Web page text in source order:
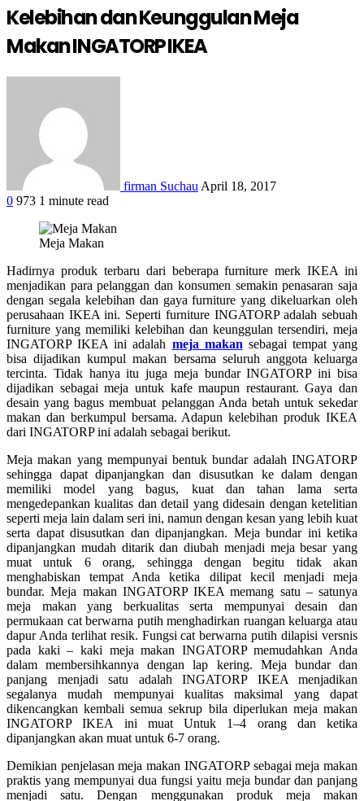
Kelebihan dan Keunggulan Meja
Makan INGATORP IKEA
firman Suchau April 18, 2017
0 973 1 minute read
Meja Makan
Hadirnya produk terbaru dari beberapa furniture merk IKEA ini
menjadikan para pelanggan dan konsumen semakin penasaran saja
dengan segala kelebihan dan gaya furniture yang dikeluarkan oleh
perusahaan IKEA ini. Seperti furniture INGATORP adalah sebuah
furniture yang memiliki kelebihan dan keunggulan tersendiri, meja
INGATORP IKEA ini adalah meja makan sebagai tempat yang
bisa dijadikan kumpul makan bersama seluruh anggota keluarga
tercinta. Tidak hanya itu juga meja bundar INGATORP ini bisa
dijadikan sebagai meja untuk kafe maupun restaurant. Gaya dan
desain yang bagus membuat pelanggan Anda betah untuk sekedar
makan dan berkumpul bersama. Adapun kelebihan produk IKEA
dari INGATORP ini adalah sebagai berikut.
Meja makan yang mempunyai bentuk bundar adalah INGATORP
sehingga dapat dipanjangkan dan disusutkan ke dalam dengan
memiliki model yang bagus, kuat dan tahan lama serta
mengedepankan kualitas dan detail yang didesain dengan ketelitian
seperti meja lain dalam seri ini, namun dengan kesan yang lebih kuat
serta dapat disusutkan dan dipanjangkan. Meja bundar ini ketika
dipanjangkan mudah ditarik dan diubah menjadi meja besar yang
muat untuk 6 orang, sehingga dengan begitu tidak akan
menghabiskan tempat Anda ketika dilipat kecil menjadi meja
bundar. Meja makan INGATORP IKEA memang satu – satunya
meja makan yang berkualitas serta mempunyai desain dan
permukaan cat berwarna putih menghadirkan ruangan keluarga atau
dapur Anda terlihat resik. Fungsi cat berwarna putih dilapisi versnis
pada kaki – kaki meja makan INGATORP memudahkan Anda
dalam membersihkannya dengan lap kering. Meja bundar dan
panjang menjadi satu adalah INGATORP IKEA menjadikan
segalanya mudah mempunyai kualitas maksimal yang dapat
dikencangkan kembali semua sekrup bila diperlukan meja makan
INGATORP IKEA ini muat Untuk 1–4 orang dan ketika
dipanjangkan akan muat untuk 6-7 orang.
Demikian penjelasanmeja makan INGATORP sebagai meja makan
praktis yang mempunyai dua fungsi yaitu meja bundar dan panjang
menjadi satu. Dengan menggunakan produk meja makan